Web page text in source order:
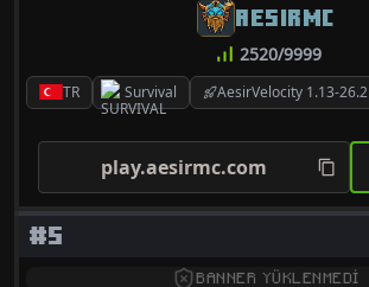
TR Survival AesirVelocity 1.13-26.2
AESIRMC
2520/9999
play.aesirmc.com
#5
BANNER YÜKLENMEDİ